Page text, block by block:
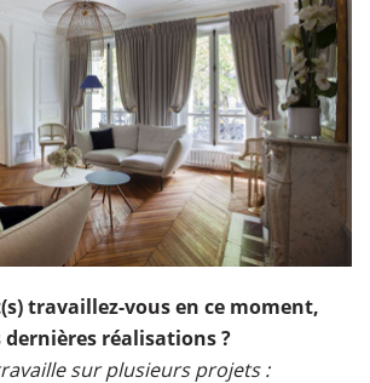
travaillez-vous en ce moment,
réalisations ?
sur plusieurs projets :